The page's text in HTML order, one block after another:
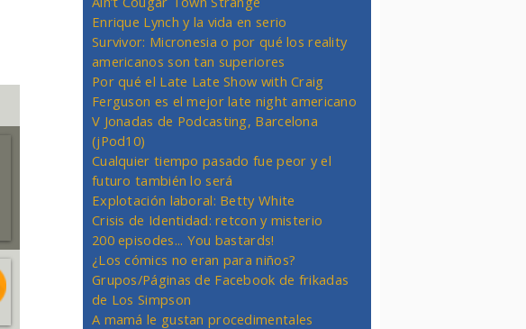
Enrique Lynch y la vida en serio
Survivor: Micronesia o por qué los reality
americanos son tan superiores
Por qué el Late Late Show with Craig
Ferguson es el mejor late night americano
V Jonadas de Podcasting, Barcelona
(jPod10)
Cualquier tiempo pasado fue peor y el
futuro también lo será
Explotación laboral: Betty White
Crisis de Identidad: retcon y misterio
200 episodes... You bastards!
¿Los cómics no eran para niños?
Grupos/Páginas de Facebook de frikadas
de Los Simpson
A mamá le gustan procedimentales